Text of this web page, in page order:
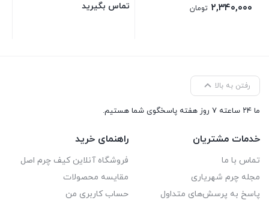
۲,۳۴۰,۰۰۰ تومان تماس بگیرید
رفتن به بالا
ما ۲۴ ساعته ۷ روز هفته پاسخگوی شما هستیم.
خدمات مشتریان
تماس با ما
مجله چرم شهریاری
پاسخ به پرسش‌های متداول
راهنمای خرید
فروشگاه آنلاین کیف چرم اصل
مقایسه محصولات
حساب کاربری من